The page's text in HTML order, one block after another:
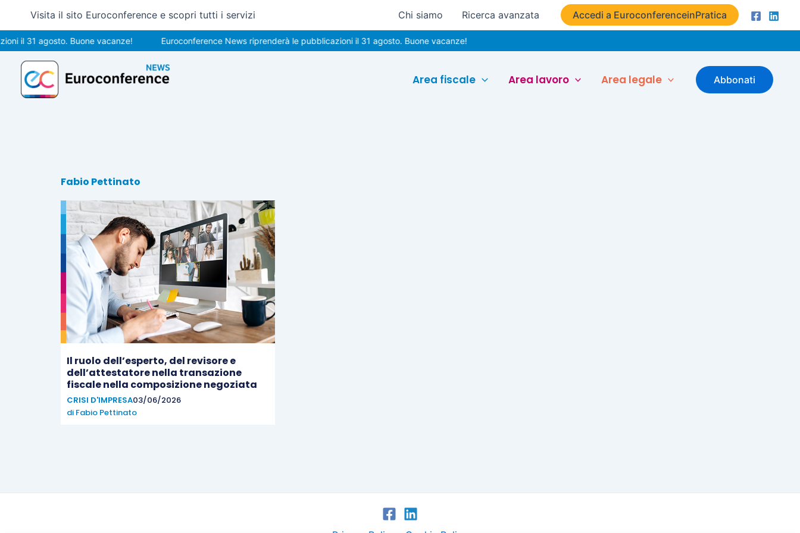
contenuto
Visita il sito Euroconference e scopri tutti i servizi Chi siamo Ricerca avanzata Accedi a EuroconferenceinPratica
il 31 agosto. Buone vacanze! Euroconference News riprenderà le pubblicazioni il 31 agosto. Buone vacanze!
Area fiscale Area lavoro Area legale Abbonati
Fabio Pettinato
Il ruolo dell’esperto, del revisore e
dell’attestatore nella transazione
fiscale nella composizione negoziata
CRISI D'IMPRESA03/06/2026
di Fabio Pettinato